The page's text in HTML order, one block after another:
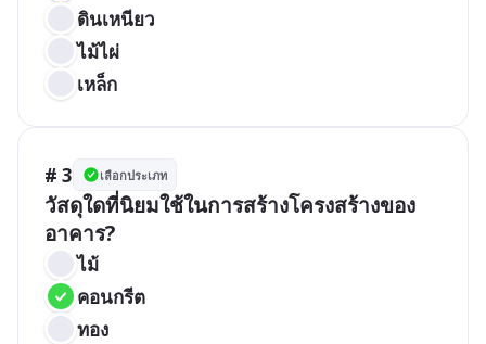
ดินเหนียว
ไม้ไผ่
เหล็ก
# 3 เลือกประเภท
วัสดุใดที่นิยมใช้ในการสร้างโครงสร้างของ
อาคาร?
ไม้
คอนกรีต
ทอง